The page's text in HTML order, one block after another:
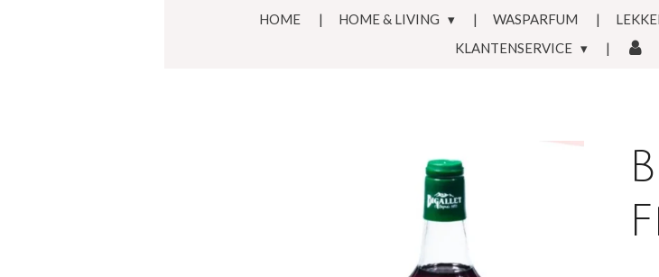
HOME HOME & LIVING WASPARFUM
KLANTENSERVICE